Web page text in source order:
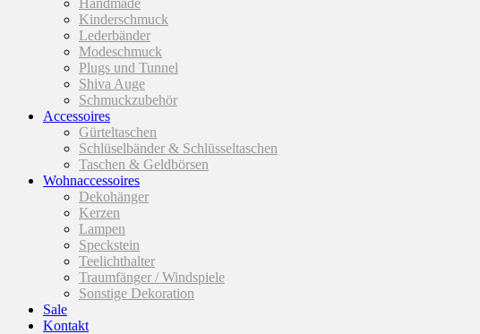
Handmade
Kinderschmuck
Lederbänder
Modeschmuck
Plugs und Tunnel
Shiva Auge
Schmuckzubehör
Accessoires
Gürteltaschen
Schlüselbänder & Schlüsseltaschen
Taschen & Geldbörsen
Wohnaccessoires
Dekohänger
Kerzen
Lampen
Speckstein
Teelichthalter
Traumfänger / Windspiele
Sonstige Dekoration
Sale
Kontakt